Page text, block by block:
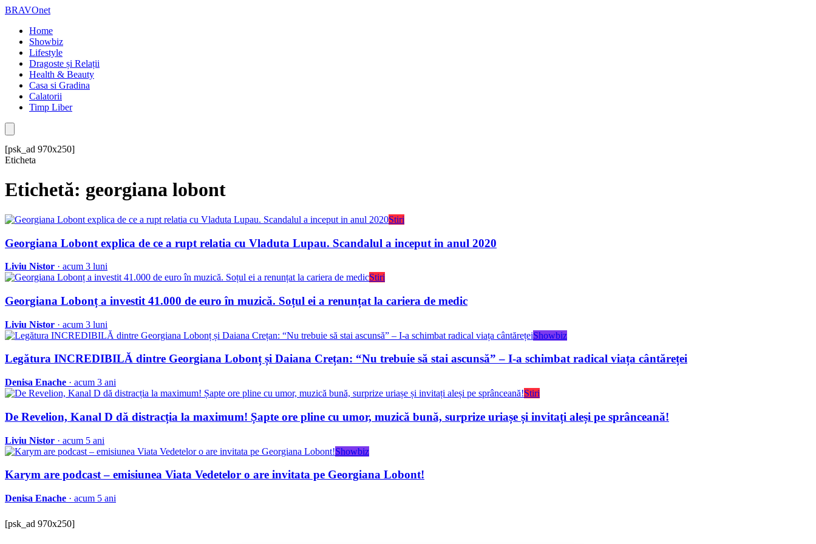
BRAVOnet
Home
Showbiz
Lifestyle
Dragoste și Relații
Health & Beauty
Casa si Gradina
Calatorii
Timp Liber
[psk_ad 970x250]
Eticheta
Etichetă: georgiana lobont
Stiri
Georgiana Lobont explica de ce a rupt relatia cu Vladuta Lupau. Scandalul a inceput in anul 2020
Liviu Nistor · acum 3 luni
Stiri
Georgiana Lobonț a investit 41.000 de euro în muzică. Soțul ei a renunțat la cariera de medic
Liviu Nistor · acum 3 luni
Showbiz
Legătura INCREDIBILĂ dintre Georgiana Lobonț și Daiana Crețan: “Nu trebuie să stai ascunsă” – I-a schimbat radical viața cântăreței
Denisa Enache · acum 3 ani
Stiri
De Revelion, Kanal D dă distracția la maximum! Șapte ore pline cu umor, muzică bună, surprize uriașe și invitați aleși pe sprânceană!
Liviu Nistor · acum 5 ani
Showbiz
Karym are podcast – emisiunea Viata Vedetelor o are invitata pe Georgiana Lobont!
Denisa Enache · acum 5 ani
[psk_ad 970x250]